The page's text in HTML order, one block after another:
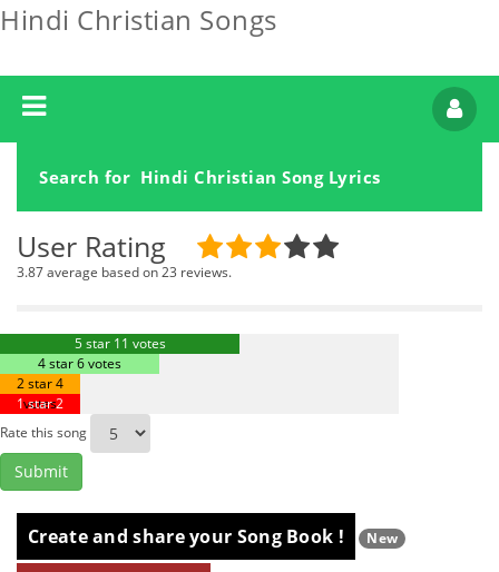
Hindi Christian Songs
Search for Hindi Christian Song Lyrics
User Rating
3.87 average based on 23 reviews.
5 star 11 votes
4 star 6 votes
2 star 4
votes
1 star 2
votes
Rate this song
Create and share your Song Book ! New